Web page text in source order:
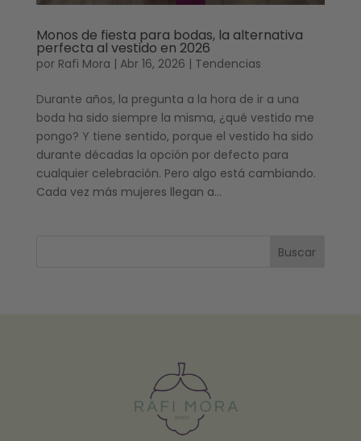
Monos de fiesta para bodas, la alternativa
perfecta al vestido en 2026
por Rafi Mora | Abr 16, 2026 | Tendencias
Durante años, la pregunta a la hora de ir a una
boda ha sido siempre la misma, ¿qué vestido me
pongo? Y tiene sentido, porque el vestido ha sido
durante décadas la opción por defecto para
cualquier celebración. Pero algo está cambiando.
Cada vez más mujeres llegan a...
Buscar